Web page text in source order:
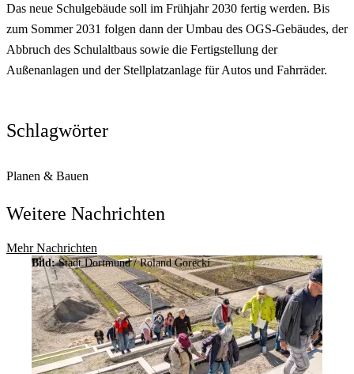
Das neue Schulgebäude soll im Frühjahr 2030 fertig werden. Bis
zum Sommer 2031 folgen dann der Umbau des OGS-Gebäudes, der
Abbruch des Schulaltbaus sowie die Fertigstellung der
Außenanlagen und der Stellplatzanlage für Autos und Fahrräder.
Schlagwörter
Planen & Bauen
Weitere Nachrichten
Mehr Nachrichten
Bild:Stadt Dortmund / Roland Gorecki